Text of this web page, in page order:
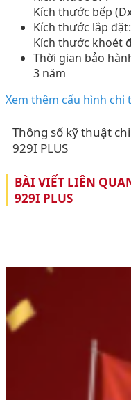
Kích thước bếp
Kích thước lắp đặt:
Kích thước khoét
Thời gian bảo
3 năm
Xem thêm cấu hình chi
Thông số kỹ thuật chi
929I PLUS
BÀI VIẾT LIÊN
929I PLUS